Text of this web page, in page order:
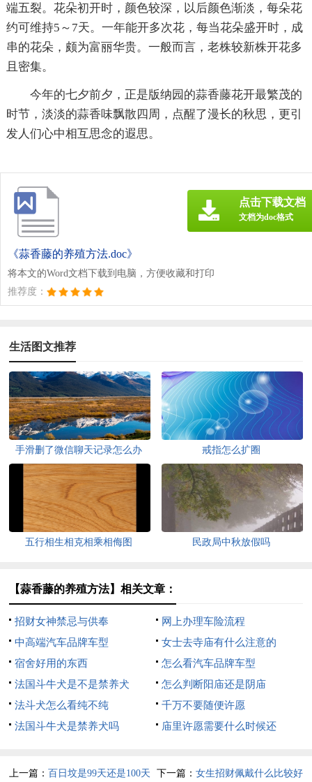
端五裂。花朵初开时，颜色较深，以后颜色渐淡，每朵花
约可维持5～7天。一年能开多次花，每当花朵盛开时，成
串的花朵，颇为富丽华贵。一般而言，老株较新株开花多
且密集。
今年的七夕前夕，正是版纳园的蒜香藤花开最繁茂的
时节，淡淡的蒜香味飘散四周，点醒了漫长的秋思，更引
发人们心中相互思念的遐思。
《蒜香藤的养殖方法.doc》
将本文的Word文档下载到电脑，方便收藏和打印
推荐度：
点击下载文档
文档为doc格式
生活图文推荐
手滑删了微信聊天记录怎么办 戒指怎么扩圈
五行相生相克相乘相侮图 民政局中秋放假吗
【蒜香藤的养殖方法】相关文章：
招财女神禁忌与供奉
网上办理车险流程
中高端汽车品牌车型
女士去寺庙有什么注意的
宿舍好用的东西
怎么看汽车品牌车型
法国斗牛犬是不是禁养犬
怎么判断阳庙还是阴庙
法斗犬怎么看纯不纯
千万不要随便许愿
法国斗牛犬是禁养犬吗
庙里许愿需要什么时候还
上一篇：百日坟是99天还是100天 下一篇： 女生招财佩戴什么比较好